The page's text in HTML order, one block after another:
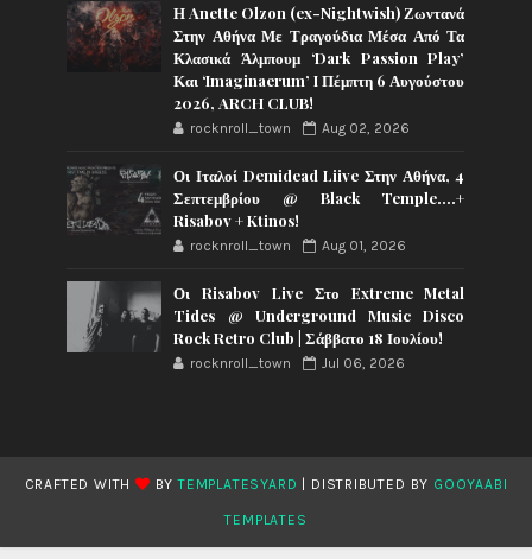
Η Anette Olzon (ex-Nightwish) Ζωντανά
Στην Αθήνα Με Τραγούδια Μέσα Από Τα
Κλασικά Άλμπουμ ‘Dark Passion Play’
Και ‘Imaginaerum’ I Πέμπτη 6 Αυγούστου
2026, ARCH CLUB!
rocknroll_town Aug 02, 2026
Οι Ιταλοί Demidead Liive Στην Αθήνα, 4
Σεπτεμβρίου @ Black Temple….+
Risabov + Ktinos!
rocknroll_town Aug 01, 2026
Οι Risabov Live Στο Extreme Metal
Tides @ Underground Music Disco
Rock Retro Club | Σάββατο 18 Ιουλίου!
rocknroll_town Jul 06, 2026
CRAFTED WITH BYTEMPLATESYARD | DISTRIBUTED BY GOOYAABI
TEMPLATES